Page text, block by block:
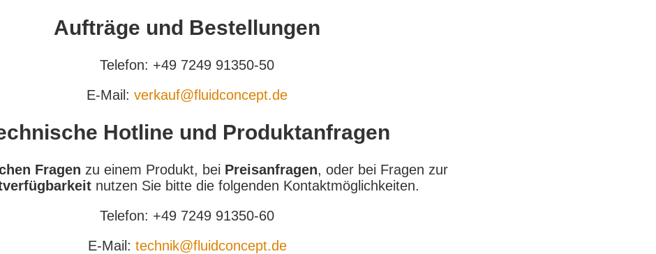
Aufträge und Bestellungen
Telefon: +49 7249 91350-50
E-Mail: verkauf@fluidconcept.de
Hotline und Produktanfragen
Fragen zu einem Produkt, bei Preisanfragen, oder bei Fragen zur
nutzen Sie bitte die folgenden Kontaktmöglichkeiten.
Telefon: +49 7249 91350-60
E-Mail: technik@fluidconcept.de